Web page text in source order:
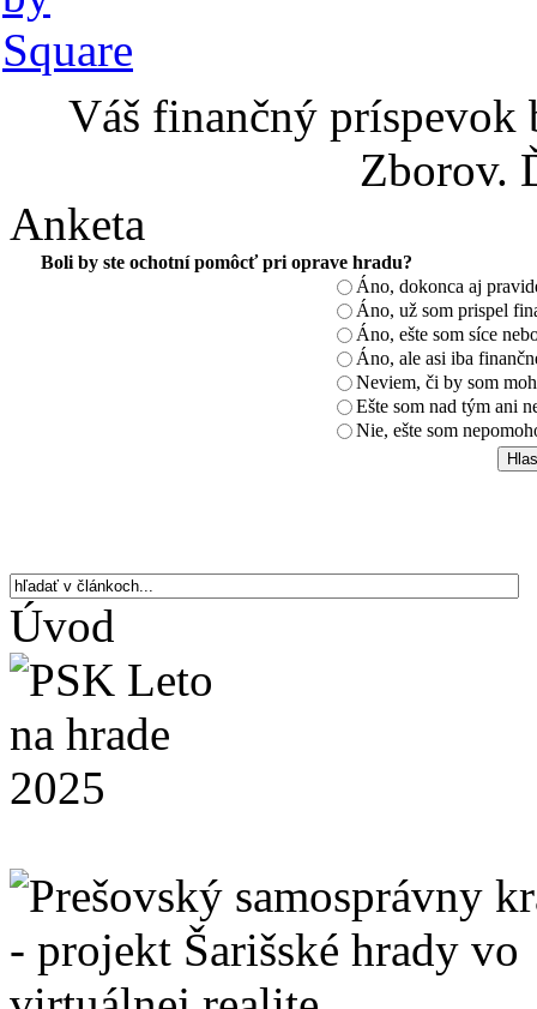
Váš finančný príspevok
Zborov.
Anketa
Boli by ste ochotní pomôcť pri oprave hradu?
Áno, dokonca aj
Áno, už som prispel
Áno, ešte som síce
Áno, ale asi iba
Neviem, či by som
Ešte som nad tým ani
Nie, ešte som
Úvod